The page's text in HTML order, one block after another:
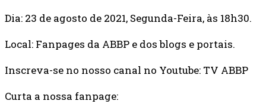
Dia: 23 de agosto de 2021, Segunda-Feira, às 18h30.
Local: Fanpages da ABBP e dos blogs e portais.
Inscreva-se no nosso canal no Youtube: TV ABBP
Curta a nossa fanpage: